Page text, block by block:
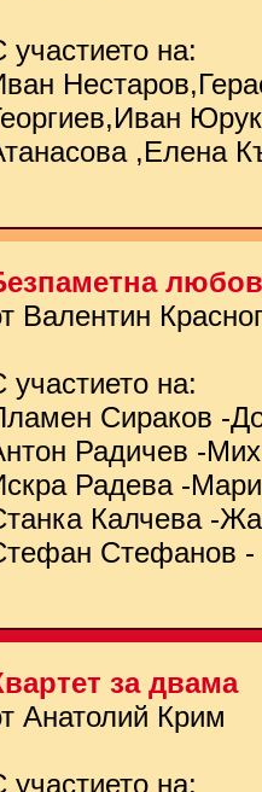
участието на:
,Елена
любов
Валентин
участието на:
Сираков -
Радичев -
Радева -
Калчева -
Стефанов
за двама
Анатолий Крим
участието на: